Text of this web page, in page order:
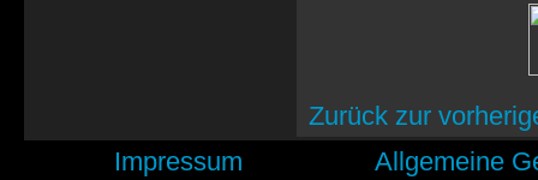
Zurück zur
Impressum
Allgemeine